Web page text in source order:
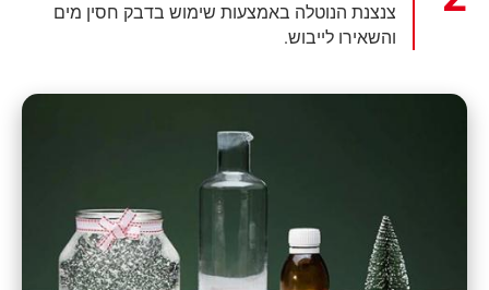
צנצנת הנוטלה באמצעות שימוש בדבק חסין מים
והשאירו לייבוש.